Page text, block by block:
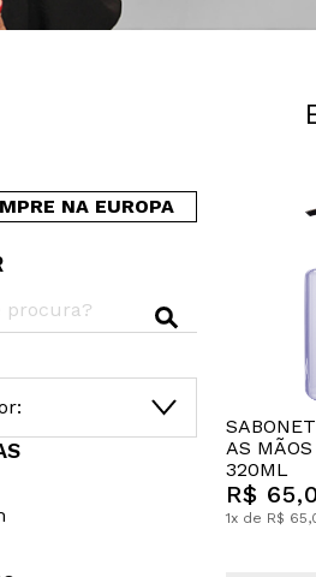
NA EUROPA
AS
320ML
R$
1x de R$